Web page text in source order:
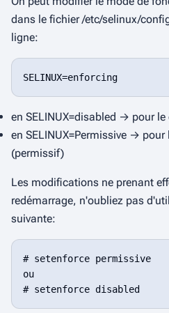
dans le fichier /etc/selinux/
ligne:
en SELINUX=disabled → pour le
en SELINUX=Permissive →
(permissif)
Les modifications ne prenant
redémarrage, n'oubliez pas
suivante:
# setenforce permissive
ou